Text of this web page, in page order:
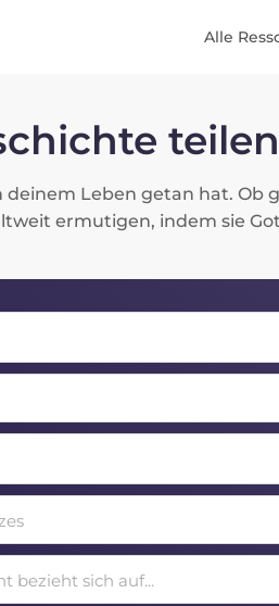
Alle
teilen
deinem Leben getan hat. Ob
ermutigen, indem sie
bezieht sich auf...